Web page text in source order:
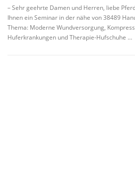
– Sehr geehrte Damen und Herren, liebe
Ihnen ein Seminar in der nähe von 38489
Thema: Moderne Wundversorgung,
Huferkrankungen und Therapie-Hufschuhe …